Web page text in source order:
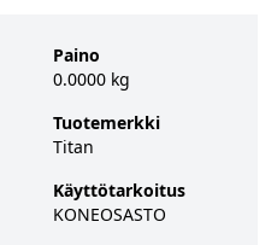
Paino
0.0000 kg
Tuotemerkki
Titan
Käyttötarkoitus
KONEOSASTO